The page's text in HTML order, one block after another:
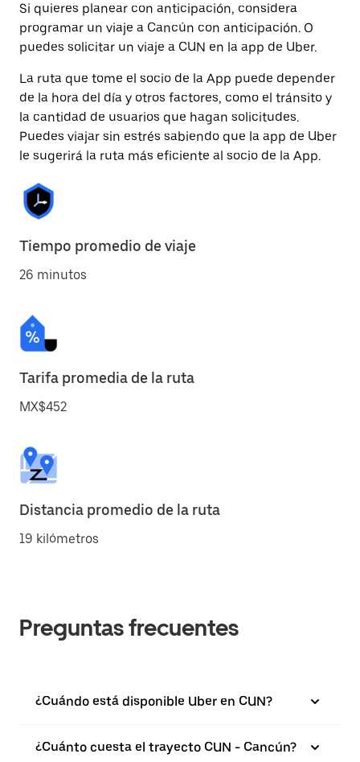
Si quieres planear con anticipación, considera
programar un viaje a Cancún con anticipación. O
puedes solicitar un viaje a CUN en la app de Uber.
La ruta que tome el socio de la App puede depender
de la hora del día y otros factores, como el tránsito y
la cantidad de usuarios que hagan solicitudes.
Puedes viajar sin estrés sabiendo que la app de Uber
le sugerirá la ruta más eficiente al socio de la App.
Tiempo promedio de viaje
26 minutos
Tarifa promedia de la ruta
MX$452
Distancia promedio de la ruta
19 kilómetros
Preguntas frecuentes
¿Cuándo está disponible Uber en CUN?
¿Cuánto cuesta el trayecto CUN - Cancún?